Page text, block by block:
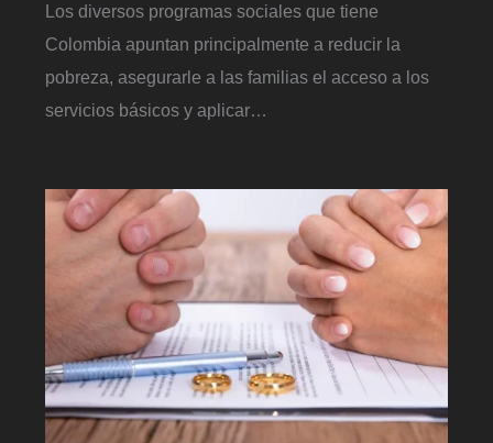
Los diversos programas sociales que tiene
Colombia apuntan principalmente a reducir la
pobreza, asegurarle a las familias el acceso a los
servicios básicos y aplicar…